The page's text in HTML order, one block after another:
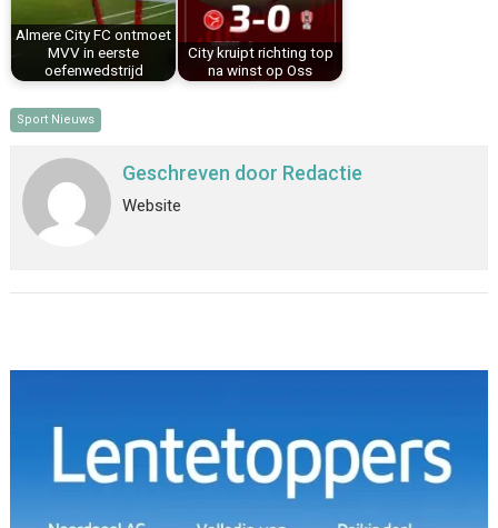
Almere City FC ontmoet
MVV in eerste
oefenwedstrijd
City kruipt richting top
na winst op Oss
Sport Nieuws
Geschreven door Redactie
Website